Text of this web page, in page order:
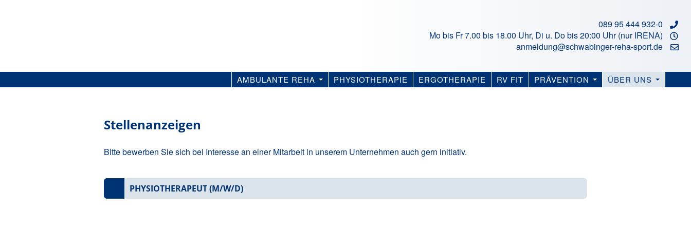
089 95 444 932-0
Mo bis Fr 7.00 bis 18.00 Uhr, Di u. Do bis 20:00 Uhr (nur IRENA)
anmeldung@schwabinger-reha-sport.de
Menü
AMBULANTE REHA PHYSIOTHERAPIE ERGOTHERAPIE RV FIT PRÄVENTION ÜBER UNS
Stellenanzeigen
Bitte bewerben Sie sich bei Interesse an einer Mitarbeit in unserem Unternehmen auch gern initiativ.
PHYSIOTHERAPEUT (M/W/D)